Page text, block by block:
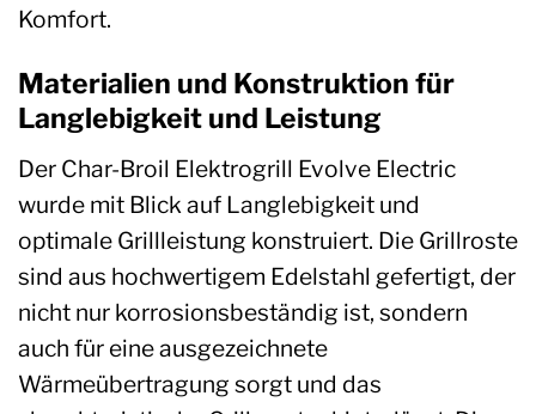
Komfort.
Materialien und Konstruktion für
Langlebigkeit und Leistung
Der Char-Broil Elektrogrill Evolve Electric
wurde mit Blick auf Langlebigkeit und
optimale Grillleistung konstruiert. Die Grillroste
sind aus hochwertigem Edelstahl gefertigt, der
nicht nur korrosionsbeständig ist, sondern
auch für eine ausgezeichnete
Wärmeübertragung sorgt und das